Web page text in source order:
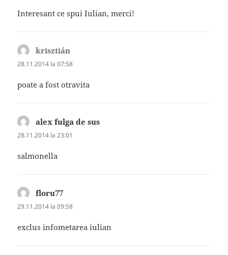
Interesant ce spui Iulian, merci!
krisztián
28.11.2014 la 07:58
poate a fost otravita
alex fulga de sus
28.11.2014 la 23:01
salmonella
floru77
29.11.2014 la 09:58
exclus infometarea iulian